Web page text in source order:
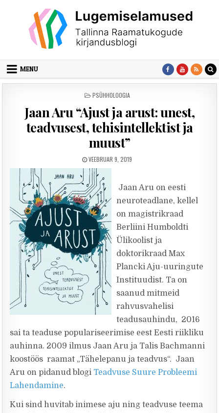
MENU
POSTED IN
PSÜHHOLOOGIA
Jaan Aru “Ajust ja arust: unest,
teadvusest, tehisintellektist ja
muust”
PUBLISHED DATE:
VEEBRUAR 9, 2019
Jaan Aru on eesti
neuroteadlane, kellel
on magistrikraad
Berliini Humboldti
Ülikoolist ja
doktorikraad Max
Plancki Aju-uuringute
Instituudist. Ta on
saanud mitmeid
rahvusvahelisi
teadusauhindu, 2016
sai ta teaduse populariseerimise eest Eesti riikliku
auhinna. 2009 ilmus Jaan Aru ja Talis Bachmanni
koostöös raamat „Tähelepanu ja teadvus“. Jaan
Aru on pidanud blogi Teadvuse Suure Probleemi
Lahendamine.
Kui sind huvitab inimese aju ning teadvuse teema